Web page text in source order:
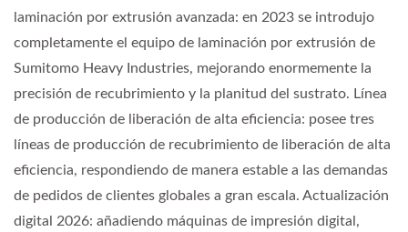
laminación por extrusión avanzada: en 2023 se introdujo
completamente el equipo de laminación por extrusión de
Sumitomo Heavy Industries, mejorando enormemente la
precisión de recubrimiento y la planitud del sustrato. Línea
de producción de liberación de alta eficiencia: posee tres
líneas de producción de recubrimiento de liberación de alta
eficiencia, respondiendo de manera estable a las demandas
de pedidos de clientes globales a gran escala. Actualización
digital 2026: añadiendo máquinas de impresión digital,